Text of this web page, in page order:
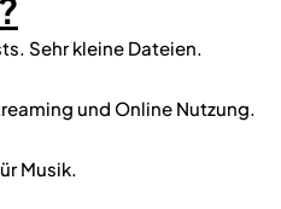
Sehr kleine Dateien.
und Online Nutzung.
Musik.